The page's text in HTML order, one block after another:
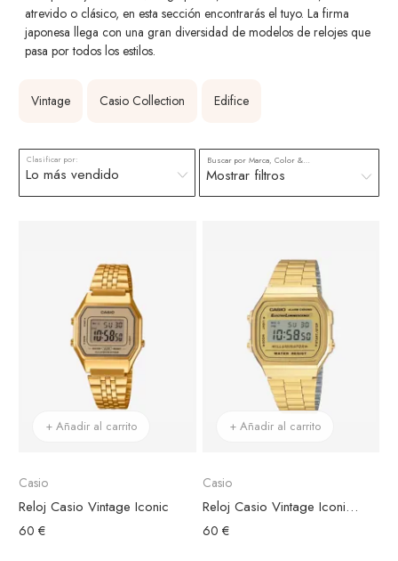
atrevido o clásico, en esta sección encontrarás el tuyo. La firma
japonesa llega con una gran diversidad de modelos de relojes que
pasa por todos los estilos.
Vintage Casio Collection Edifice
Clasificar por: Buscar por Marca, Color & más
Mostrar filtros
+ Añadir al carrito
Casio
Reloj Casio Vintage Iconic
60 €
+ Añadir al carrito
Casio
Reloj Casio Vintage Iconic Acero Dorado Esfera Dorada y Gris
60 €